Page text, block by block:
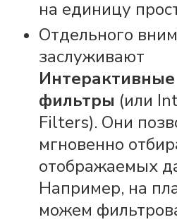
на единицу
Отдельного
заслуживают
Интерактивные
фильтры (или
Filters). Они
мгновенно
отображаемых
Например, на
можем